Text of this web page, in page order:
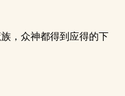
，众神都得到应得的下